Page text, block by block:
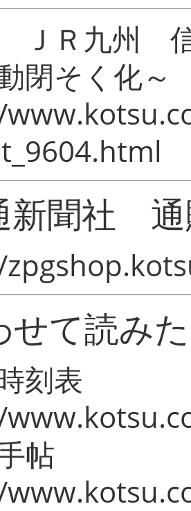
ＪＲ九州 信
閉そく化～
新聞社
せて読み
刻表
帖